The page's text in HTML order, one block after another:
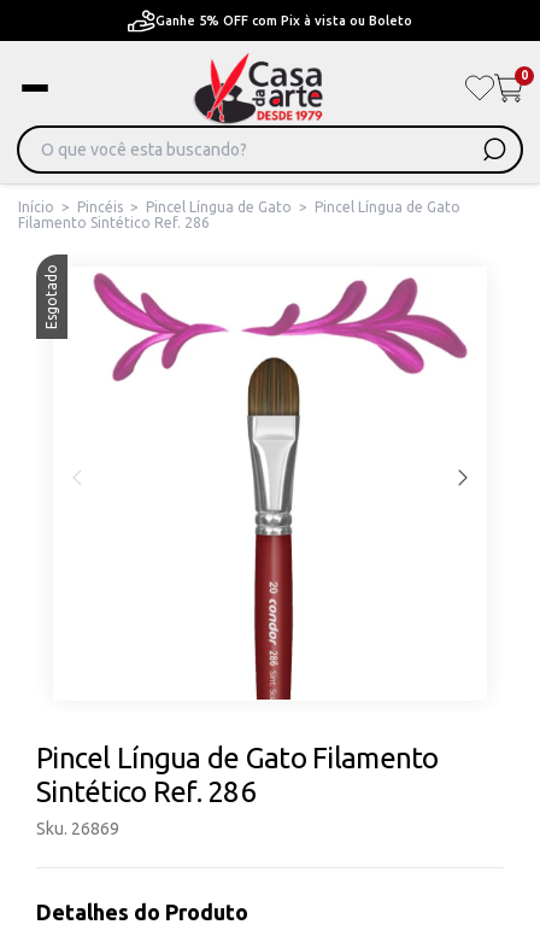
Pague em Até 6x sem juros ou ate 12x com juros
0
Início > Pincéis > Pincel Língua de Gato >
Pincel Língua de Gato
Filamento Sintético Ref. 286
Esgotado
Pincel Língua de Gato Filamento
Sintético Ref. 286
Sku. 26869
Detalhes do Produto